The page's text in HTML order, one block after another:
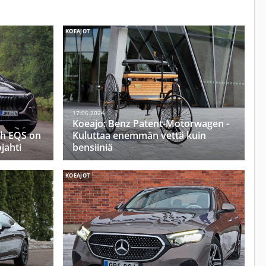
EQS on
KOEAJOT
17.06.2024
Koeajo: Benz Patent-Motorwagen -
Kuluttaa enemmän vettä kuin
bensiiniä
KOEAJOT